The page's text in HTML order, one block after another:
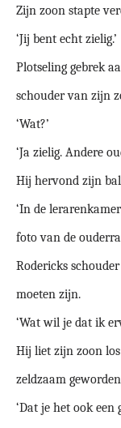
Zijn zoon stapte
‘Jij bent echt zielig.’
Plotseling gebrek
schouder van zijn
‘Wat?’
‘Ja zielig. Andere
Hij hervond zijn
‘In de
foto van de
Rodericks
moeten zijn.
‘Wat wil je dat ik
Hij liet zijn zoon
zeldzaam
‘Dat je het ook een